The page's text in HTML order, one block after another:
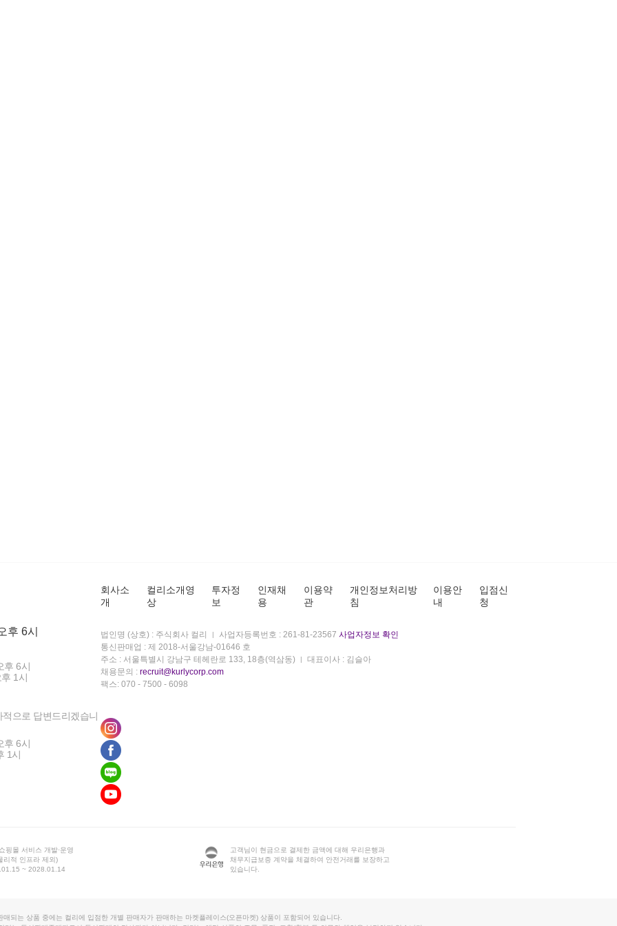
후 6시
후 6시
1시
으로 답변드리겠습니
후 6시
1시
회사소
개
컬리소개영
상
투자정
보
인재채
용
이용약
관
개인정보처리방
침
이용안
내
입점신
청
법인명 (상호) : 주식회사 컬리 사업자등록번호 : 261-81-23567 사업자정보 확인
통신판매업 : 제 2018-서울강남-01646 호
주소 : 서울특별시 강남구 테헤란로 133, 18층(역삼동)
대표이사 : 김슬아
채용문의 : recruit@kurlycorp.com
팩스: 070 - 7500 - 6098
핑몰 서비스 개발·운영
리적 인프라 제외)
~ 2028.01.14
고객님이 현금으로 결제한 금액에 대해 우리은행과
채무지급보증 계약을 체결하여 안전거래를 보장하고
있습니다.
매되는 상품 중에는 컬리에 입점한 개별 판매자가 판매하는 마켓플레이스(오픈마켓) 상품이 포함되어 있습니다.